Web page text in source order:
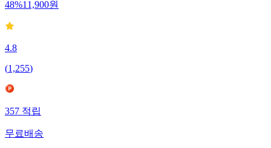
48%11,900원
4.8
(1,255)
357적립
무료배송